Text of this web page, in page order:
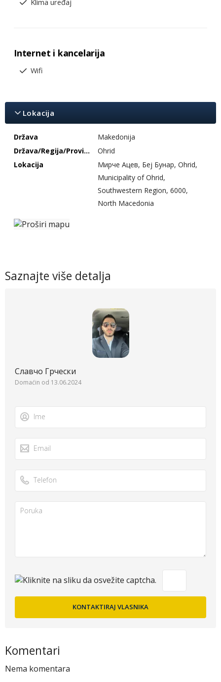
Klima uređaj
Internet i kancelarija
Wifi
Lokacija
Država
Makedonija
Država/Regija/Provincija
Ohrid
Lokacija
Мирче Ацев, Беј Бунар, Ohrid,
Municipality of Ohrid,
Southwestern Region, 6000,
North Macedonia
Saznajte više detalja
Славчо Грчески
Domaćin od 13.06.2024
Komentari
Nema komentara